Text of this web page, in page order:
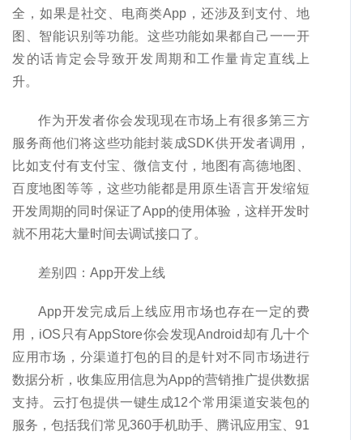
全，如果是社交、电商类App，还涉及到支付、地
图、智能识别等功能。这些功能如果都自己一一开
发的话肯定会导致开发周期和工作量肯定直线上
升。
作为开发者你会发现现在市场上有很多第三方
服务商他们将这些功能封装成SDK供开发者调用，
比如支付有支付宝、微信支付，地图有高德地图、
百度地图等等，这些功能都是用原生语言开发缩短
开发周期的同时保证了App的使用体验，这样开发时
就不用花大量时间去调试接口了。
差别四：App开发上线
App开发完成后上线应用市场也存在一定的费
用，iOS只有AppStore你会发现Android却有几十个
应用市场，分渠道打包的目的是针对不同市场进行
数据分析，收集应用信息为App的营销推广提供数据
支持。云打包提供一键生成12个常用渠道安装包的
服务，包括我们常见360手机助手、腾讯应用宝、91